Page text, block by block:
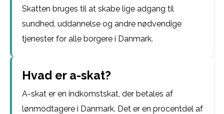
Skatten bruges til at skabe lige adgang til
sundhed, uddannelse og andre nødvendige
tjenester for alle borgere i Danmark.
Hvad er a-skat?
A-skat er en indkomstskat, der betales af
lønmodtagere i Danmark. Det er en procentdel af